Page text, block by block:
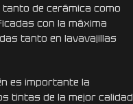
de cerámica como
con la máxima
tanto en lavavajillas
es importante la
tintas de la mejor calidad